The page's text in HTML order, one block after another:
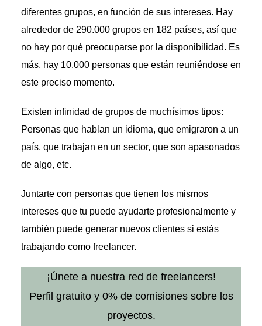
diferentes grupos, en función de sus intereses. Hay
alrededor de 290.000 grupos en 182 países, así que
no hay por qué preocuparse por la disponibilidad. Es
más, hay 10.000 personas que están reuniéndose en
este preciso momento.
Existen infinidad de grupos de muchísimos tipos:
Personas que hablan un idioma, que emigraron a un
país, que trabajan en un sector, que son apasonados
de algo, etc.
Juntarte con personas que tienen los mismos
intereses que tu puede ayudarte profesionalmente y
también puede generar nuevos clientes si estás
trabajando como freelancer.
¡Únete a nuestra red de freelancers!
Perfil gratuito y 0% de comisiones sobre los
proyectos.